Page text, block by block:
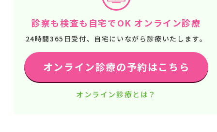
診察も検査も自宅でOK オンライン診療
24時間365日受付、自宅にいながら診療いたします。
オンライン診療の予約はこちら
オンライン診療とは？